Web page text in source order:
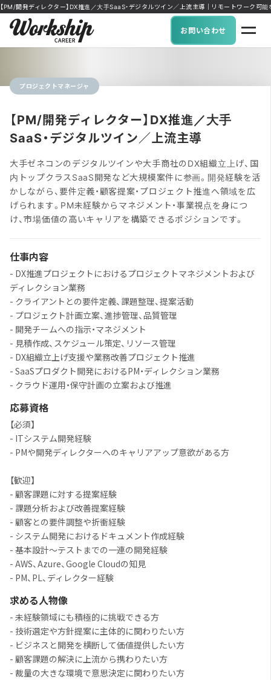
【PM/開発ディレクター】DX推進／大手SaaS・デジタルツイン／上流主導｜リモートワーク可
お問い合わせ
プロジェクトマネージャ
【PM/開発ディレクター】DX推進／大手
SaaS・デジタルツイン／上流主導
大手ゼネコンのデジタルツインや大手商社のDX組織立上げ、国
内トップクラスSaaS開発など大規模案件に参画。開発経験を活
かしながら、要件定義・顧客提案・プロジェクト推進へ領域を広
げられます。PM未経験からマネジメント・事業視点を身につ
け、市場価値の高いキャリアを構築できるポジションです。
仕事内容
- DX推進プロジェクトにおけるプロジェクトマネジメントおよび
ディレクション業務
- クライアントとの要件定義、課題整理、提案活動
- プロジェクト計画立案、進捗管理、品質管理
- 開発チームへの指示・マネジメント
- 見積作成、スケジュール策定、リソース管理
- DX組織立上げ支援や業務改善プロジェクト推進
- SaaSプロダクト開発におけるPM・ディレクション業務
- クラウド運用・保守計画の立案および推進
応募資格
【必須】
- ITシステム開発経験
- PMや開発ディレクターへのキャリアアップ意欲がある方
【歓迎】
- 顧客課題に対する提案経験
- 課題分析および改善提案経験
- 顧客との要件調整や折衝経験
- システム開発におけるドキュメント作成経験
- 基本設計～テストまでの一連の開発経験
- AWS、Azure、Google Cloudの知見
- PM、PL、ディレクター経験
求める人物像
- 未経験領域にも積極的に挑戦できる方
- 技術選定や方針提案に主体的に関わりたい方
- ビジネスと開発を横断して価値提供したい方
- 顧客課題の解決に上流から携わりたい方
- 裁量の大きな環境で意思決定に関わりたい方